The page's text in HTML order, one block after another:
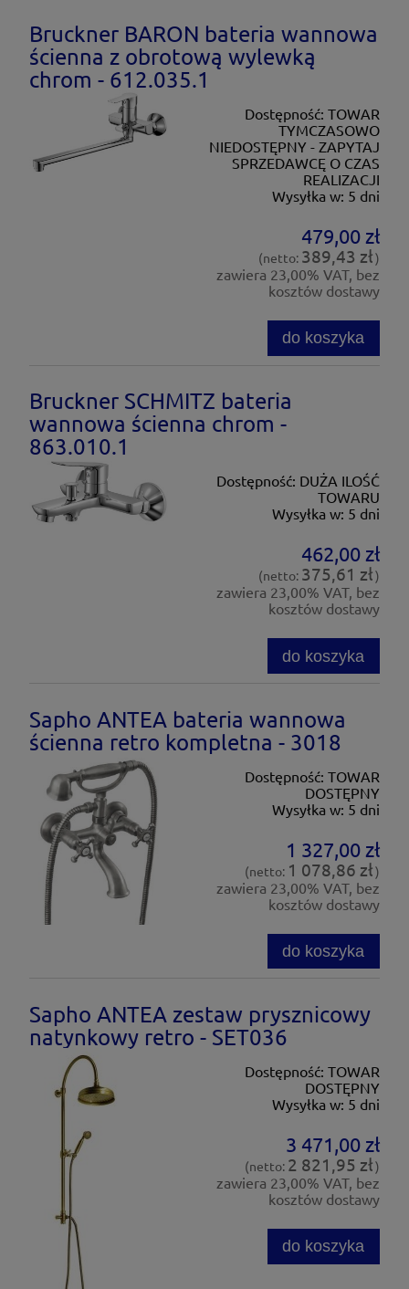
Bruckner BARON bateria wannowa
ścienna z obrotową wylewką
chrom - 612.035.1
Dostępność: TOWAR
TYMCZASOWO
NIEDOSTĘPNY - ZAPYTAJ
SPRZEDAWCĘ O CZAS
REALIZACJI
Wysyłka w: 5 dni
479,00 zł
(netto: 389,43 zł)
zawiera 23,00% VAT, bez
kosztów dostawy
do koszyka
Bruckner SCHMITZ bateria
wannowa ścienna chrom -
863.010.1
Dostępność: DUŻA ILOŚĆ
TOWARU
Wysyłka w: 5 dni
462,00 zł
(netto: 375,61 zł)
zawiera 23,00% VAT, bez
kosztów dostawy
do koszyka
Sapho ANTEA bateria wannowa
ścienna retro kompletna - 3018
Dostępność: TOWAR
DOSTĘPNY
Wysyłka w: 5 dni
1 327,00 zł
(netto: 1 078,86 zł)
zawiera 23,00% VAT, bez
kosztów dostawy
do koszyka
Sapho ANTEA zestaw prysznicowy
natynkowy retro - SET036
Dostępność: TOWAR
DOSTĘPNY
Wysyłka w: 5 dni
3 471,00 zł
(netto: 2 821,95 zł)
zawiera 23,00% VAT, bez
kosztów dostawy
do koszyka